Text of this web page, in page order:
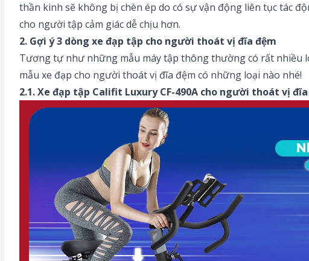
thần kinh sẽ không bị chèn ép do có sự vận động liên tục tác
cho người tập cảm giác dễ chịu hơn.
2. Gợi ý 3 dòng xe đạp tập cho người thoát vị đĩa đệm
Tương tự như những mẫu máy tập thông thường có rất nhiều
mẫu xe đạp cho người thoát vị đĩa đệm có những loại nào nhé!
2.1. Xe đạp tập Califit Luxury CF-490A cho người thoát vị